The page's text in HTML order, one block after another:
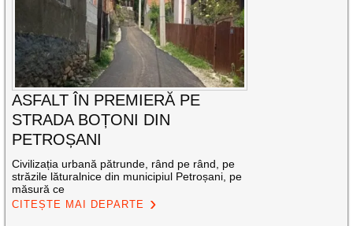
ASFALT ÎN PREMIERĂ PE
STRADA BOȚONI DIN
PETROȘANI
Civilizația urbană pătrunde, rând pe rând, pe
străzile lăturalnice din municipiul Petroșani, pe
măsură ce
CITEȘTE MAI DEPARTE